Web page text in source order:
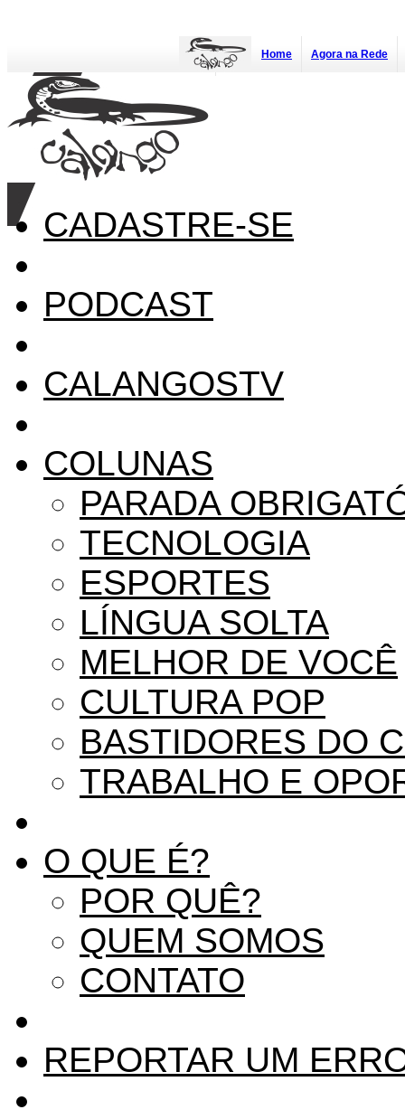
Home Agora na Rede
CADASTRE-SE
PODCAST
CALANGOSTV
COLUNAS
PARADA
TECNOLOGIA
ESPORTES
LÍNGUA SOLTA
MELHOR DE VOCÊ
CULTURA POP
BASTIDORES DO
TRABALHO E
O QUE É?
POR QUÊ?
QUEM SOMOS
CONTATO
REPORTAR UM